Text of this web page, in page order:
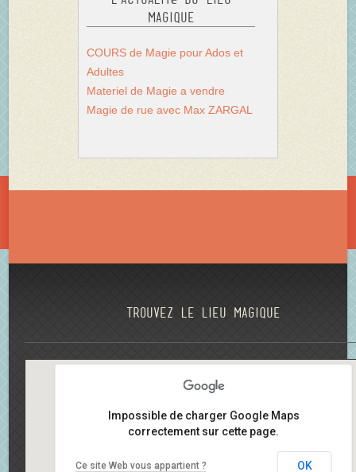
Magique
COURS de Magie pour Ados et
Adultes
Materiel de Magie a vendre
Magie de rue avec Max ZARGAL
Trouvez le lieu magique
Impossible de charger Google Maps
correctement sur cette page.
Ce site Web vous appartient ? OK